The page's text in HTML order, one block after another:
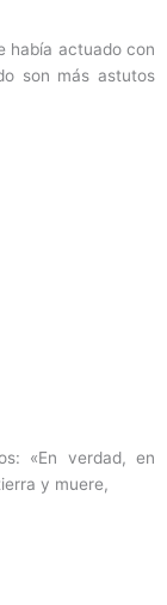
había actuado con
son más astutos
«En verdad, en
y muere,